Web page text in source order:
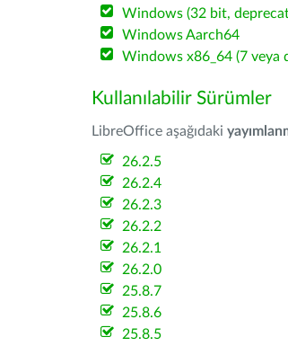
Windows (32 bit,
Windows Aarch64
Windows x86_64 (7 veya
Kullanılabilir Sürümler
LibreOffice aşağıdaki
26.2.5
26.2.4
26.2.3
26.2.2
26.2.1
26.2.0
25.8.7
25.8.6
25.8.5